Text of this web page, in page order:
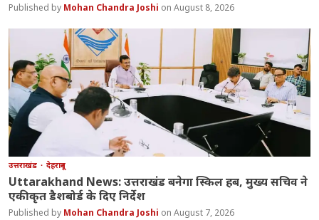
Mohan Chandra Joshi August 8, 2026
उत्तराखंड देहरादून
Uttarakhand News: उत्तराखंड बनेगा स्किल हब, मुख्य सचिव ने
एकीकृत डैशबोर्ड के दिए निर्देश
Mohan Chandra Joshi August 7, 2026